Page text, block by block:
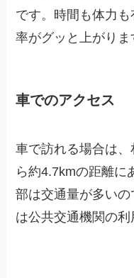
です。時間も体力
率がグッと上がりま
車でのアクセス
車で訪れる場合は
ら約4.7kmの距離に
部は交通量が多い
は公共交通機関の利